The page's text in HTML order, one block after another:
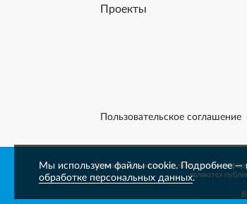
Проекты
Пользовательское соглашение
Данный сайт носит исключительно
являются
Мы используем файлы cookie. Подробнее
обработке персональных данных.